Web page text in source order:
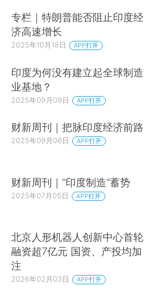
专栏｜特朗普能否阻止印度经
济高速增长
2025年10月18日 APP打开
印度为何没有建立起全球制造
业基地？
2025年09月09日 APP打开
财新周刊｜把脉印度经济前路
2025年09月06日 APP打开
财新周刊｜“印度制造”蓄势
2025年07月05日 APP打开
北京人形机器人创新中心首轮
融资超7亿元 国资、产投均加
注
2026年02月03日 APP打开